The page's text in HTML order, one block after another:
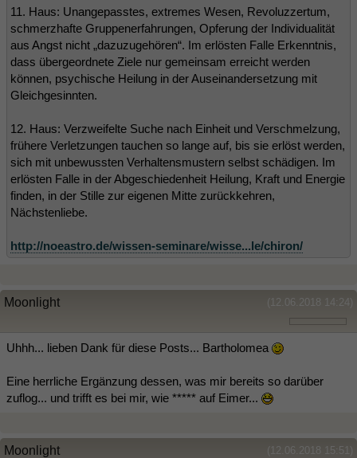
11. Haus: Unangepasstes, extremes Wesen, Revoluzzertum,
schmerzhafte Gruppenerfahrungen, Opferung der Individualität
aus Angst nicht „dazuzugehören“. Im erlösten Falle Erkenntnis,
dass übergeordnete Ziele nur gemeinsam erreicht werden
können, psychische Heilung in der Auseinandersetzung mit
Gleichgesinnten.
12. Haus: Verzweifelte Suche nach Einheit und Verschmelzung,
frühere Verletzungen tauchen so lange auf, bis sie erlöst werden,
sich mit unbewussten Verhaltensmustern selbst schädigen. Im
erlösten Falle in der Abgeschiedenheit Heilung, Kraft und Energie
finden, in der Stille zur eigenen Mitte zurückkehren,
Nächstenliebe.
http://noeastro.de/wissen-seminare/wisse...le/chiron/
(12.06.2018 14:24)
Moonlight
Uhhh... lieben Dank für diese Posts... Bartholomea
Eine herrliche Ergänzung dessen, was mir bereits so darüber
zuflog... und trifft es bei mir, wie ***** auf Eimer...
(12.06.2018 15:51)
Moonlight